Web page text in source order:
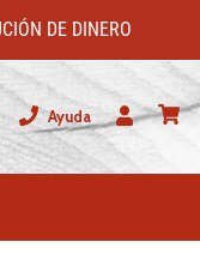
DE DINERO
Ayuda
Usuario